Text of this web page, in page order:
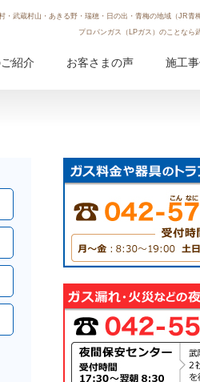
・武蔵村山・あきる野・瑞穂・日の出・青梅の地域（JR青
プロパンガス（LPガス）のことなら
紹介 お客さまの声 施工事